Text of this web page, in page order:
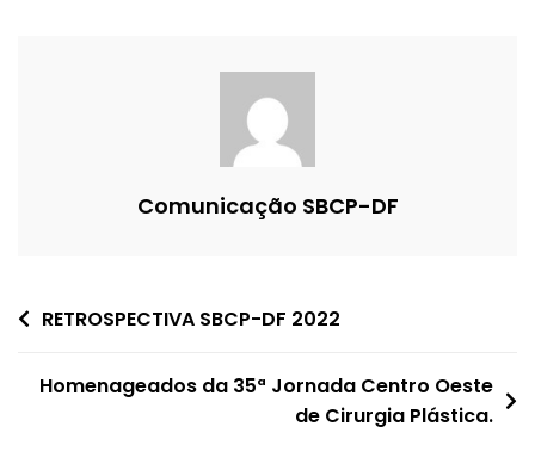
Comunicação SBCP-DF
Navegação
Post
RETROSPECTIVA SBCP-DF 2022
Homenageados da 35ª Jornada Centro Oeste
de Cirurgia Plástica.